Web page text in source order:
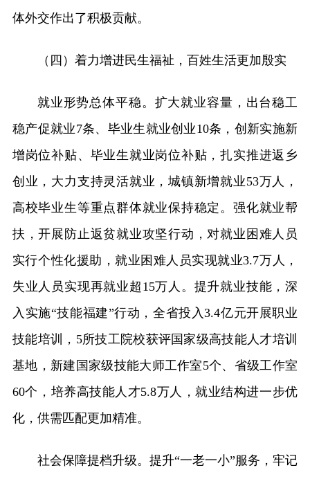
体外交作出了积极贡献。
（四）着力增进民生福祉，百姓生活更加殷实
就业形势总体平稳。扩大就业容量，出台稳工
稳产促就业7条、毕业生就业创业10条，创新实施新
增岗位补贴、毕业生就业岗位补贴，扎实推进返乡
创业，大力支持灵活就业，城镇新增就业53万人，
高校毕业生等重点群体就业保持稳定。强化就业帮
扶，开展防止返贫就业攻坚行动，对就业困难人员
实行个性化援助，就业困难人员实现就业3.7万人，
失业人员实现再就业超15万人。提升就业技能，深
入实施“技能福建”行动，全省投入3.4亿元开展职业
技能培训，5所技工院校获评国家级高技能人才培训
基地，新建国家级技能大师工作室5个、省级工作室
60个，培养高技能人才5.8万人，就业结构进一步优
化，供需匹配更加精准。
社会保障提档升级。提升“一老一小”服务，牢记